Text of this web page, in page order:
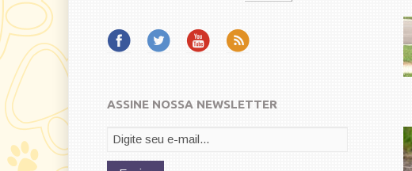
ASSINE NOSSA NEWSLETTER